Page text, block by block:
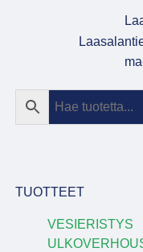
TUOTTEET
VESIERISTYS